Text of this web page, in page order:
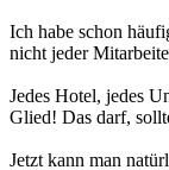
Ich habe schon
nicht jeder
Jedes Hotel, jedes
Glied! Das darf,
Jetzt kann man